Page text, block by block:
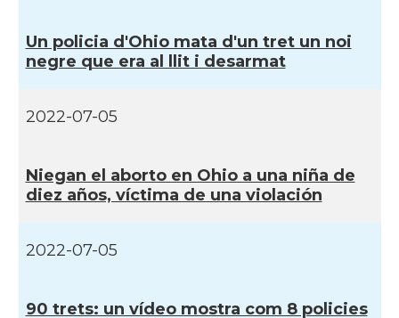
CAMON Catalans a Houston - Texas
Un policia d'Ohio mata d'un tret un noi
negre que era al llit i desarmat
2022-07-05
Niegan el aborto en Ohio a una niña de
diez años, ví­ctima de una violación
2022-07-05
90 trets: un ví­deo mostra com 8 policies